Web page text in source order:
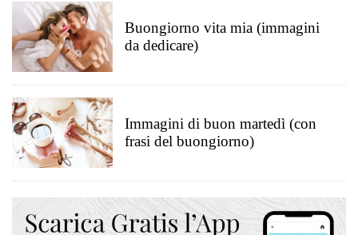
Buongiorno vita mia (immagini
da dedicare)
Immagini di buon martedì (con
frasi del buongiorno)